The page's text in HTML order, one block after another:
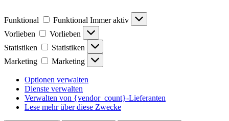
Funktional Funktional Immer aktiv
Vorlieben
Vorlieben
Statistiken
Statistiken
Marketing
Marketing
Optionen verwalten
Dienste verwalten
Verwalten von {vendor_count}-Lieferanten
Lese mehr über diese Zwecke